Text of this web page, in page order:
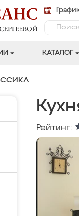
КАТАЛОГ
Рейтинг: